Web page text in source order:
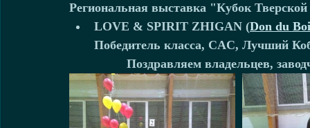
Региональная выставка "Кубок
LOVE & SPIRIT ZHIGAN (Don du
Победитель класса, CAC, Лучший
Поздравляем владельцев,